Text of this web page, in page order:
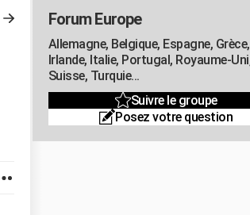
Forum Europe
Allemagne, Belgique, Espagne, Grèce,
Irlande, Italie, Portugal, Royaume-
Suisse, Turquie...
Suivre le groupe
Posez votre question